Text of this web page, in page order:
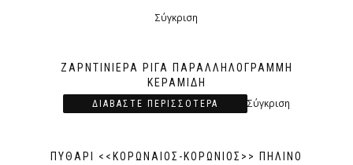
Σύγκριση
ΖΑΡΝΤΙΝΙΈΡΑ ΡΊΓΑ ΠΑΡΑΛΛΗΛΌΓΡΑΜΜΉ
ΚΕΡΑΜΙΔΉ
ΔΙΑΒΆΣΤΕ ΠΕΡΙΣΣΌΤΕΡΑ Σύγκριση
ΠΥΘΆΡΙ <<ΚΟΡΩΝΑΊΟΣ-ΚΟΡΩΝΙΌΣ>> ΠΉΛΙΝΟ